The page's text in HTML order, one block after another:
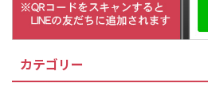
カテゴリー